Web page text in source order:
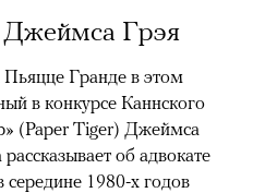
Грэя
Гранде в этом
в конкурсе Каннского
(Paper Tiger) Джеймса
об адвокате
1980-х годов